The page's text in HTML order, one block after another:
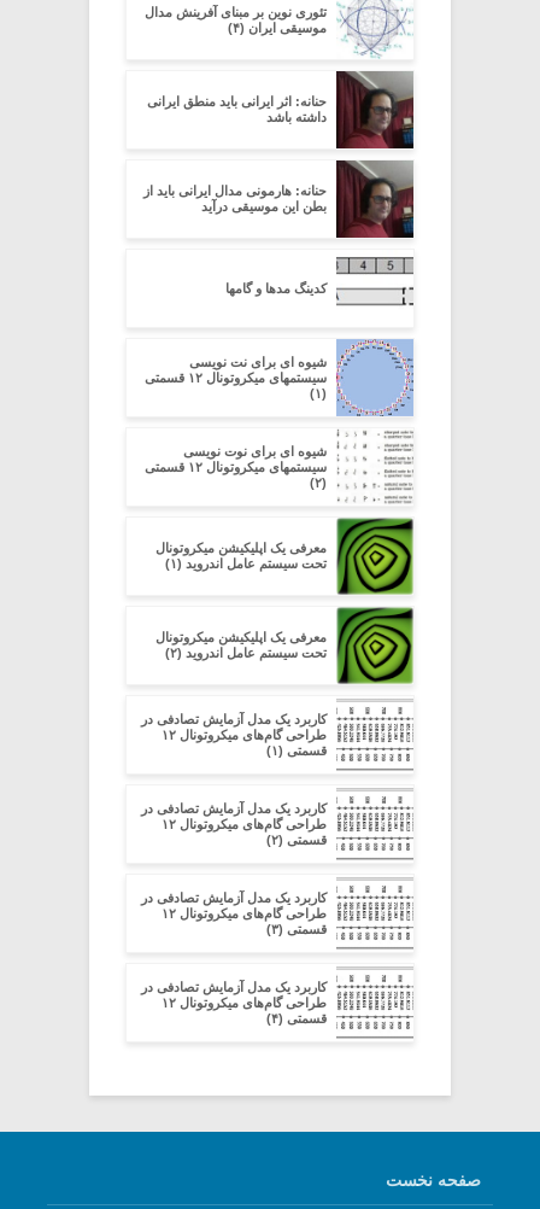
تئوری نوین بر مبنای آفرینش مدال
موسیقی ایران (۴)
حنانه: اثر ایرانی باید منطق ایرانی
داشته باشد
حنانه: هارمونی مدال ایرانی باید از
بطن این موسیقی درآید
کدینگ مدها و گامها
شیوه ای برای نت نویسی
سیستمهای میکروتونال ۱۲ قسمتی
(۱)
شیوه ای برای نوت نویسی
سیستمهای میکروتونال ۱۲ قسمتی
(۲)
معرفی یک اپلیکیشن میکروتونال
تحت سیستم عامل اندروید (۱)
معرفی یک اپلیکیشن میکروتونال
تحت سیستم عامل اندروید (۲)
کاربرد یک مدل آزمایش تصادفی در
طراحی گام‌های میکروتونال ۱۲
قسمتی (۱)
کاربرد یک مدل آزمایش تصادفی در
طراحی گام‌های میکروتونال ۱۲
قسمتی (۲)
کاربرد یک مدل آزمایش تصادفی در
طراحی گام‌های میکروتونال ۱۲
قسمتی (۳)
کاربرد یک مدل آزمایش تصادفی در
طراحی گام‌های میکروتونال ۱۲
قسمتی (۴)
صفحه نخست